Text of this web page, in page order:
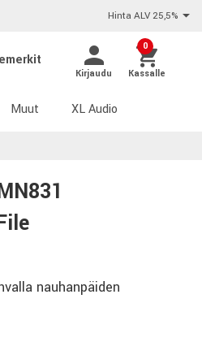
Hinta ALV 25,5%
Kirjaudu
0
Kassalle
Muut XL Audio
nauhanpäiden